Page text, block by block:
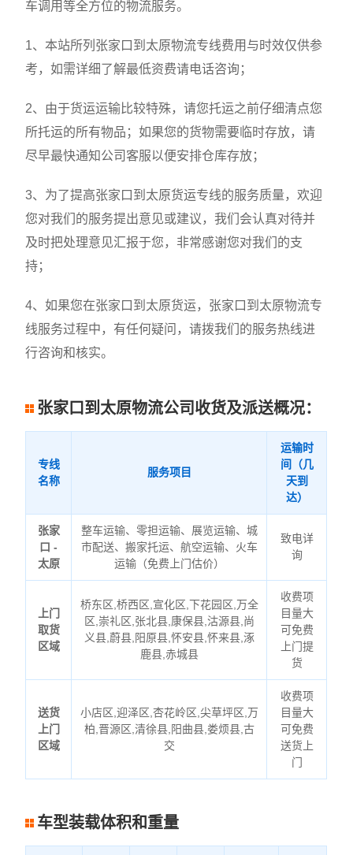
车调用等全方位的物流服务。
1、本站所列张家口到太原物流专线费用与时效仅供参
考，如需详细了解最低资费请电话咨询；
2、由于货运运输比较特殊，请您托运之前仔细清点您
所托运的所有物品；如果您的货物需要临时存放，请
尽早最快通知公司客服以便安排仓库存放；
3、为了提高张家口到太原货运专线的服务质量，欢迎
您对我们的服务提出意见或建议，我们会认真对待并
及时把处理意见汇报于您，非常感谢您对我们的支
持；
4、如果您在张家口到太原货运，张家口到太原物流专
线服务过程中，有任何疑问，请拨我们的服务热线进
行咨询和核实。
张家口到太原物流公司收货及派送概况：
专线
名称
服务项目
运输时
间（几
天到
达）
张家
口 -
太原
整车运输、零担运输、展览运输、城
市配送、搬家托运、航空运输、火车
运输（免费上门估价）
致电详
询
上门
取货
区域
桥东区,桥西区,宣化区,下花园区,万全
区,崇礼区,张北县,康保县,沽源县,尚
义县,蔚县,阳原县,怀安县,怀来县,涿
鹿县,赤城县
收费项
目量大
可免费
上门提
货
送货
上门
区域
小店区,迎泽区,杏花岭区,尖草坪区,万
柏,晋源区,清徐县,阳曲县,娄烦县,古
交
收费项
目量大
可免费
送货上
门
车型装载体积和重量